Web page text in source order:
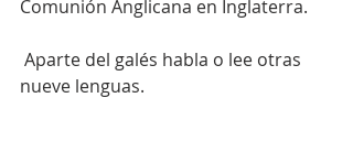
Comunión Anglicana en Inglaterra.
nueve lenguas.​